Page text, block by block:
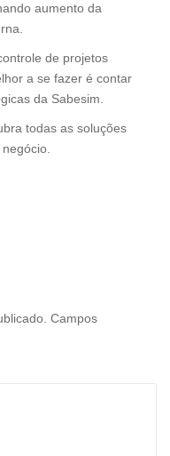
aumento da
de projetos
a se fazer é contar
da Sabesim.
todas as soluções
Campos